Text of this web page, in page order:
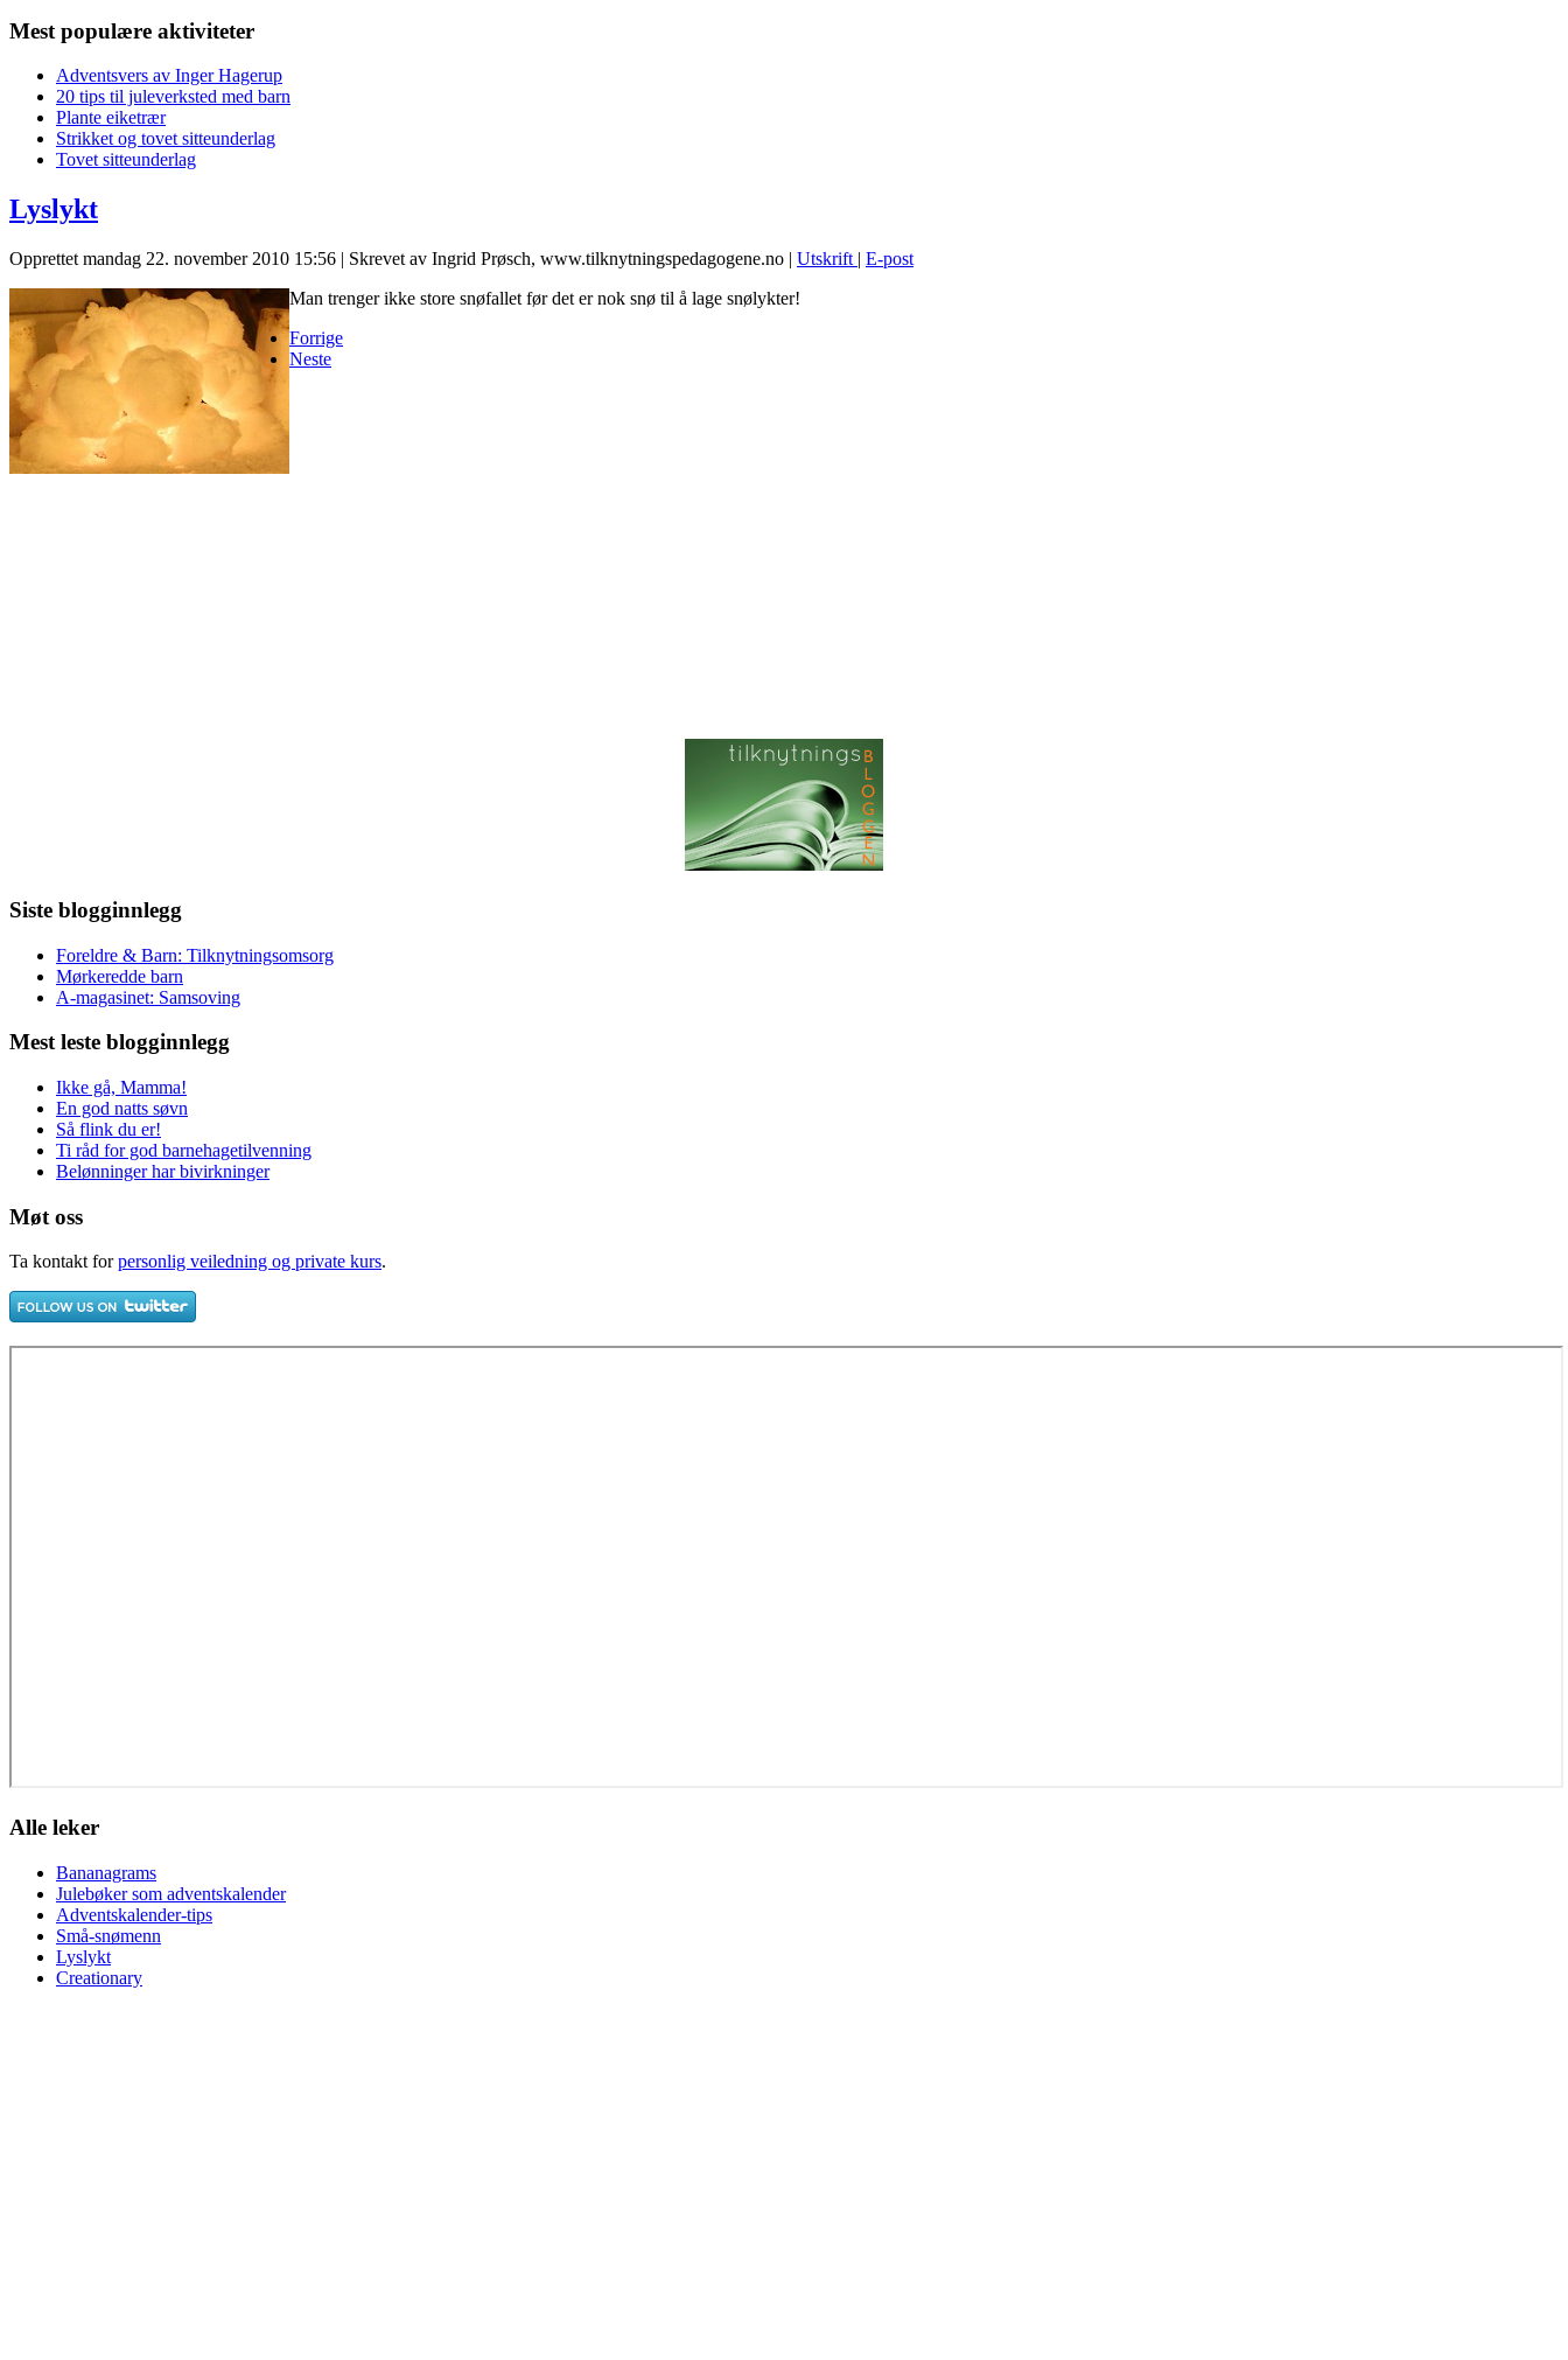
Mest populære aktiviteter
Adventsvers av Inger Hagerup
20 tips til juleverksted med barn
Plante eiketrær
Strikket og tovet sitteunderlag
Tovet sitteunderlag
Lyslykt
Opprettet mandag 22. november 2010 15:56 | Skrevet av Ingrid Prøsch, www.tilknytningspedagogene.no | Utskrift | E-post
Man trenger ikke store snøfallet før det er nok snø til å lage snølykter!
Forrige
Neste
Siste blogginnlegg
Foreldre & Barn: Tilknytningsomsorg
Mørkeredde barn
A-magasinet: Samsoving
Mest leste blogginnlegg
Ikke gå, Mamma!
En god natts søvn
Så flink du er!
Ti råd for god barnehagetilvenning
Belønninger har bivirkninger
Møt oss
Ta kontakt forpersonlig veiledning og private kurs.
Alle leker
Bananagrams
Julebøker som adventskalender
Adventskalender-tips
Små-snømenn
Lyslykt
Creationary